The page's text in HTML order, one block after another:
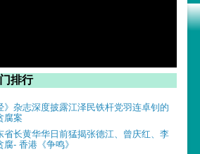
排行
》杂志深度披露江泽民铁杆党羽连卓钊的
腐案
省长黄华华日前猛揭张德江、曾庆红、李
腐- 香港《争鸣》